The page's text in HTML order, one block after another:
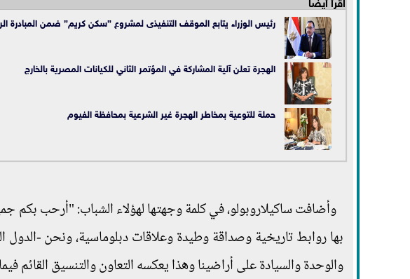
رئيس الوزراء يتابع الموقف التنفيذى لمشروع ”سكن كريم” ضمن المبادرة
الهجرة تعلن آلية المشاركة في المؤتمر الثاني للكيانات المصرية بالخارج
حملة للتوعية بمخاطر الهجرة غير الشرعية بمحافظة الفيوم
وأضافت ساكيلاروبولو، في كلمة وجهتها لهؤلاء الشباب: "أرحب بكم
بها روابط تاريخية وصداقة وطيدة وعلاقات دبلوماسية، ونحن -الدول
والوحدة والسيادة على أراضينا وهذا يعكسه التعاون والتنسيق القائم